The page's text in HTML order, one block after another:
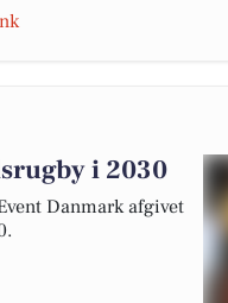
i 2030
Danmark afgivet